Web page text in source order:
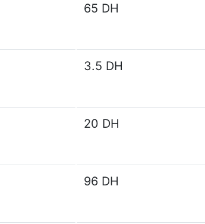
65 DH
3.5 DH
20 DH
96 DH